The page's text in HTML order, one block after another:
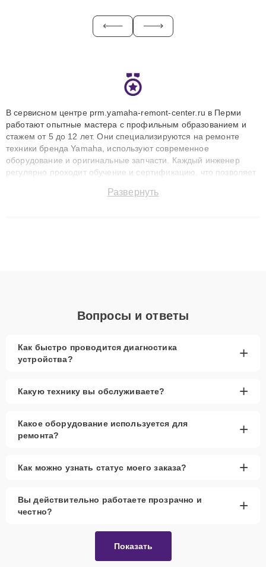
В сервисном центре prm.yamaha-remont-center.ru в Перми
работают опытные мастера с профильным образованием и
стажем от 5 до 12 лет. Они специализируются на ремонте
техники бренда Yamaha, используют современное
оборудование и оригинальные запчасти. Каждый инженер
регулярно проходит обучение и сертификацию, что позволяет
технику с сохранением гарантии до 3 лет. Наши мастера
Развернуть
Вопросы и ответы
Как быстро проводится диагностика
устройства?
+
Какую технику вы обслуживаете? +
Какое оборудование используется для
ремонта?
+
Как можно узнать статус моего заказа? +
Вы действительно работаете прозрачно и
честно?
+
Показать